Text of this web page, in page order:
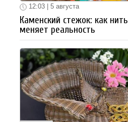
12:03 | 5 августа
Каменский стежок: как нить
меняет реальность